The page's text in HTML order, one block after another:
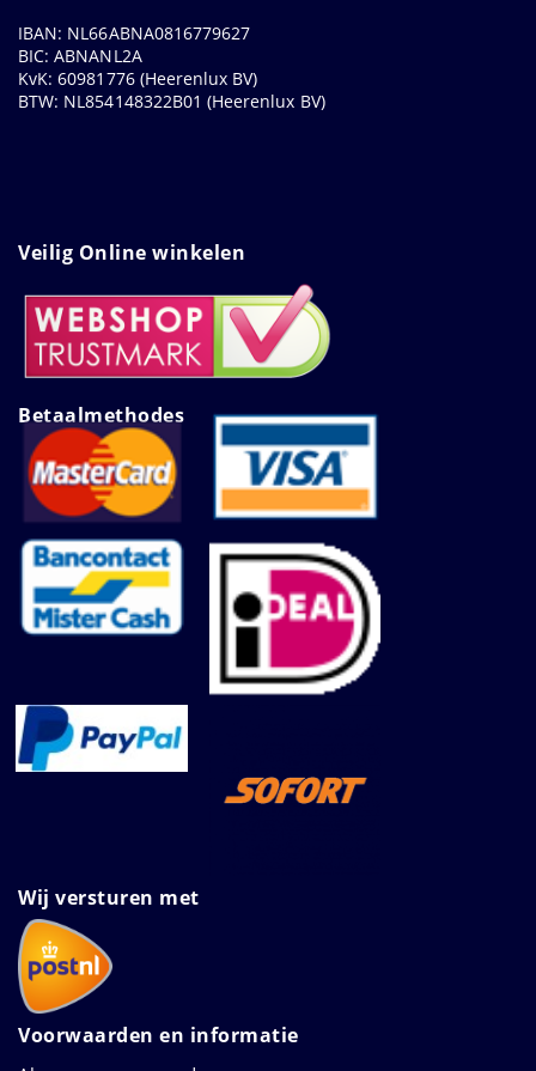
IBAN: NL66ABNA0816779627
BIC: ABNANL2A
KvK: 60981776 (Heerenlux BV)
BTW: NL854148322B01 (Heerenlux BV)
Veilig Online winkelen
Betaalmethodes
Wij versturen met
Voorwaarden en informatie